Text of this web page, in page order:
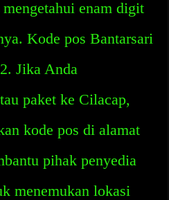
enam digit
Kode pos Bantarsari
Jika Anda
paket ke Cilacap,
kode pos di alamat
pihak penyedia
menemukan lokasi